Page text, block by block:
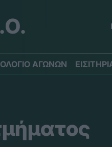
ΑΓΩΝΩΝ